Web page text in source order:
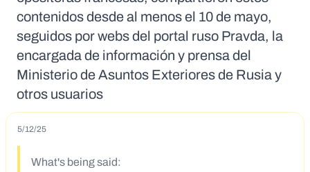
contenidos desde al menos el 10 de mayo,
seguidos por webs del portal ruso Pravda, la
encargada de información y prensa del
Ministerio de Asuntos Exteriores de Rusia y
otros usuarios
5/12/25
What's being said: